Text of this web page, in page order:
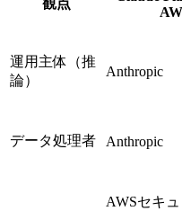
観点
運用主体（推
論）
Anthropic
データ処理者 Anthropic
AWSセキ